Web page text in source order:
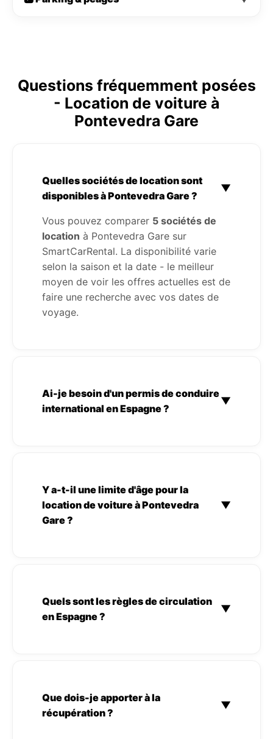
Questions fréquemment posées
- Location de voiture à
Pontevedra Gare
Quelles sociétés de location sont
disponibles à Pontevedra Gare ?
▼
Vous pouvez comparer 5 sociétés de
location à Pontevedra Gare sur
SmartCarRental. La disponibilité varie
selon la saison et la date - le meilleur
moyen de voir les offres actuelles est de
faire une recherche avec vos dates de
voyage.
Ai-je besoin d'un permis de conduire
international en Espagne ?
▼
Y a-t-il une limite d'âge pour la
location de voiture à Pontevedra
Gare ?
▼
Quels sont les règles de circulation
en Espagne ?
▼
Que dois-je apporter à la
récupération ?
▼